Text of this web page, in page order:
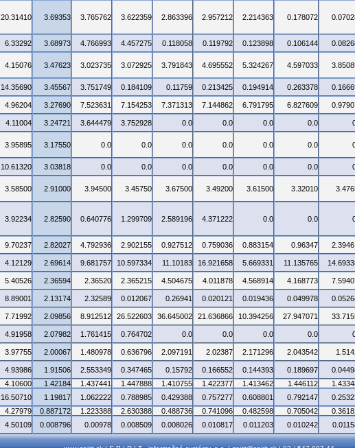
20.31410 3.69353 3.765762 3.622359 2.863396 2.957212 2.214363 0.178072
6.33292 3.68973 4.766993 4.457275 0.118058 0.119792 0.123898 0.106144
4.15076 3.47623 3.023735 3.072925 3.791843 4.695552 5.324267 4.597033
14.35690 3.45567 3.751749 0.184109 0.11759 0.213425 0.194914 0.263378
4.96204 3.27690 7.523631 7.154253 7.371313 7.144862 6.791795 6.827609
4.11004 3.24721 3.644479 3.752928 0.0 0.0 0.0 0.0
3.95895 3.17550 0.0 0.0 0.0 0.0 0.0 0.0
10.61320 3.03818 0.0 0.0 0.0 0.0 0.0 0.0
3.58500 2.91000 3.94500 3.45750 3.67500 3.49200 3.61500 3.32010
3.92234 2.82590 0.640776 1.299709 2.589196 4.371222 0.0 0.0
9.70237 2.82027 4.792936 2.902155 0.927512 0.759036 0.883154 0.96347
4.12129 2.69614 9.681757 10.597334 11.10183 16.921658 5.669331 11.135765
5.40526 2.36594 2.36520 2.365215 4.504675 4.011878 4.568914 4.168773
8.89001 2.13174 2.32589 0.012067 0.26941 0.020121 0.019436 0.049978
7.71992 2.09856 8.912512 26.522603 36.645002 21.636866 10.394256 27.947071
4.91958 2.07982 1.761415 0.764702 0.0 0.0 0.0 0.0
3.97755 2.00067 1.480978 0.636796 2.097191 2.02387 2.171296 2.043542
4.93986 1.91506 2.553349 0.347465 0.15792 0.166552 0.144393 0.189697
4.10600 1.42184 1.437441 1.447888 1.410755 1.422377 1.413462 1.446112
16.50710 1.19817 1.062222 0.788985 0.429388 0.757277 0.608801 0.792147
4.27979 0.887172 1.223388 2.630388 0.488736 0.741096 0.482598 0.705042
4.50109 0.008796 0.00978 0.008509 0.008026 0.010817 0.011203 0.010242